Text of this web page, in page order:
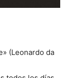
(Leonardo da